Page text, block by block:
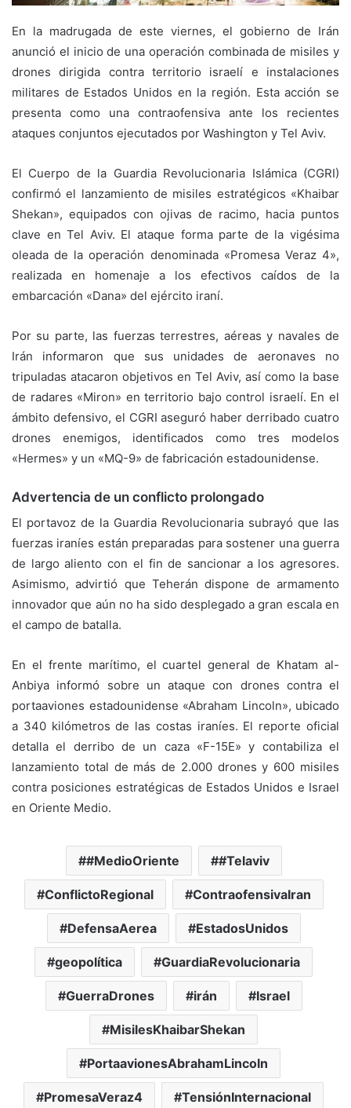
En la madrugada de este viernes, el gobierno de Irán
anunció el inicio de una operación combinada de misiles y
drones dirigida contra territorio israelí e instalaciones
militares de Estados Unidos en la región. Esta acción se
presenta como una contraofensiva ante los recientes
ataques conjuntos ejecutados por Washington y Tel Aviv.
El Cuerpo de la Guardia Revolucionaria Islámica (CGRI)
confirmó el lanzamiento de misiles estratégicos «Khaibar
Shekan», equipados con ojivas de racimo, hacia puntos
clave en Tel Aviv. El ataque forma parte de la vigésima
oleada de la operación denominada «Promesa Veraz 4»,
realizada en homenaje a los efectivos caídos de la
embarcación «Dana» del ejército iraní.
Por su parte, las fuerzas terrestres, aéreas y navales de
Irán informaron que sus unidades de aeronaves no
tripuladas atacaron objetivos en Tel Aviv, así como la base
de radares «Miron» en territorio bajo control israelí. En el
ámbito defensivo, el CGRI aseguró haber derribado cuatro
drones enemigos, identificados como tres modelos
«Hermes» y un «MQ-9» de fabricación estadounidense.
Advertencia de un conflicto prolongado
El portavoz de la Guardia Revolucionaria subrayó que las
fuerzas iraníes están preparadas para sostener una guerra
de largo aliento con el fin de sancionar a los agresores.
Asimismo, advirtió que Teherán dispone de armamento
innovador que aún no ha sido desplegado a gran escala en
el campo de batalla.
En el frente marítimo, el cuartel general de Khatam al-
Anbiya informó sobre un ataque con drones contra el
portaaviones estadounidense «Abraham Lincoln», ubicado
a 340 kilómetros de las costas iraníes. El reporte oficial
detalla el derribo de un caza «F-15E» y contabiliza el
lanzamiento total de más de 2.000 drones y 600 misiles
contra posiciones estratégicas de Estados Unidos e Israel
en Oriente Medio.
#MedioOriente #Telaviv
ConflictoRegional ContraofensivaIran
DefensaAerea EstadosUnidos
geopolítica GuardiaRevolucionaria
GuerraDrones irán Israel
MisilesKhaibarShekan
PortaavionesAbrahamLincoln
PromesaVeraz4 TensiónInternacional